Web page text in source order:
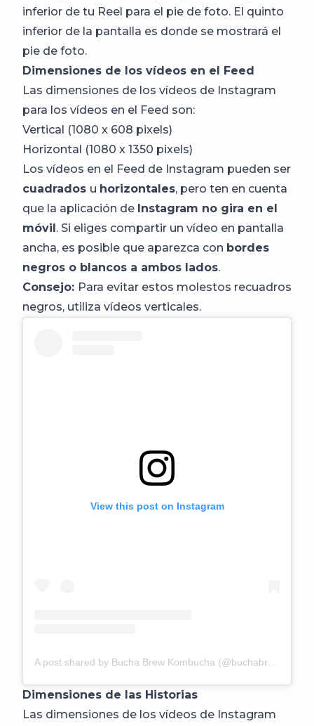
inferior de tu Reel para el pie de foto. El quinto
inferior de la pantalla es donde se mostrará el
pie de foto.
Dimensiones de los vídeos en el Feed
Las dimensiones de los vídeos de Instagram
para los vídeos en el Feed son:
Vertical (1080 x 608 pixels)
Horizontal (1080 x 1350 pixels)
Los vídeos en el Feed de Instagram pueden ser
cuadrados u horizontales, pero ten en cuenta
que la aplicación de Instagram no gira en el
móvil . Si eliges compartir un vídeo en pantalla
ancha, es posible que aparezca con bordes
negros o blancos a ambos lados.
Consejo: Para evitar estos molestos recuadros
negros, utiliza vídeos verticales.
View this post on Instagram
A post shared by Bucha Brew Kombucha (@buchabrew)
Dimensiones de las Historias
Las dimensiones de los vídeos de Instagram